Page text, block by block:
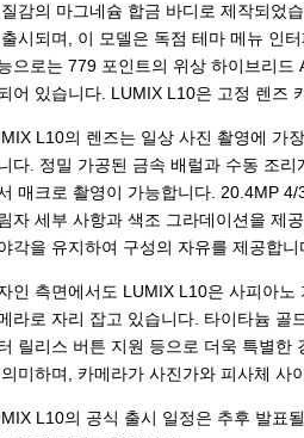
감의 마그네슘 합금 바디로 제작되었
시되며, 이 모델은 독점 테마 메뉴 인
으로는 779 포인트의 위상 하이브리
어 있습니다. LUMIX L10은 고정 렌즈
L10의 렌즈는 일상 사진 촬영에 가
다. 정밀 가공된 금속 배럴과 수동 조
매크로 촬영이 가능합니다. 20.4MP
자 세부 사항과 색조 그라데이션을 제
각을 유지하여 구성의 자유를 제공합니
인 측면에서도 LUMIX L10은 사피아
라로 자리 잡고 있습니다. 타이타늄 골
릴리스 버튼 지원 등으로 더욱 특별한
미하며, 카메라가 사진가와 피사체 사
L10의 공식 출시 일정은 추후 발표